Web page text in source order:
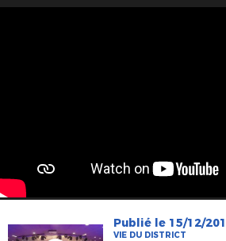
Publié le 15/12/
VIE DU DISTRICT